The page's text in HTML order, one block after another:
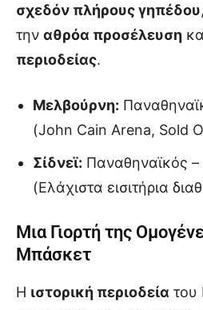
σχεδόν πλήρους γηπέδου
την αθρόα προσέλευση
περιοδείας.
Μελβούρνη:
(John Cain Arena, Sold
Σίδνεϊ: Παναθηναϊκός
(Ελάχιστα εισιτήρια
Μια Γιορτή της
Μπάσκετ
Η ιστορική περιοδεία του